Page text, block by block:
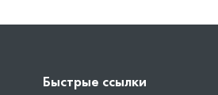
Быстрые ссылки